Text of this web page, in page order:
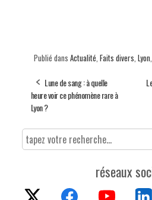
Publié dans Actualité Faits divers Lyon
Lune de sang : à quelle
heure voir ce phénomène rare à
Lyon ?
réseaux